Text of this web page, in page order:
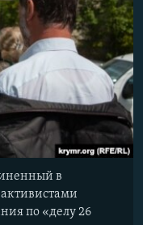
в
по «делу 26